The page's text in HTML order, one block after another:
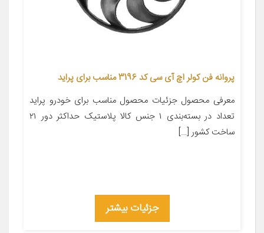
پروانه فن کولر اچ آی سی کد 3196 مناسب برای پراید
معرفی محصول جزئیات محصول مناسب برای خودرو پراید
تعداد در بسته‌بندی ۱ جنس کالا پلاستیک حداکثر دور ۲۱
ساخت کشور […]
جزئیات بیشتر